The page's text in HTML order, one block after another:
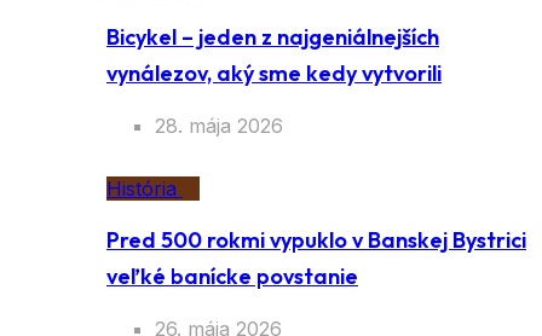
Bicykel – jeden z najgeniálnejších
vynálezov, aký sme kedy vytvorili
28. mája 2026
História
Pred 500 rokmi vypuklo v Banskej Bystrici
veľké banícke povstanie
26. mája 2026